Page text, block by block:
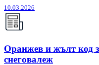
10.03.2026
Оранжев и жълт код
снеговалеж